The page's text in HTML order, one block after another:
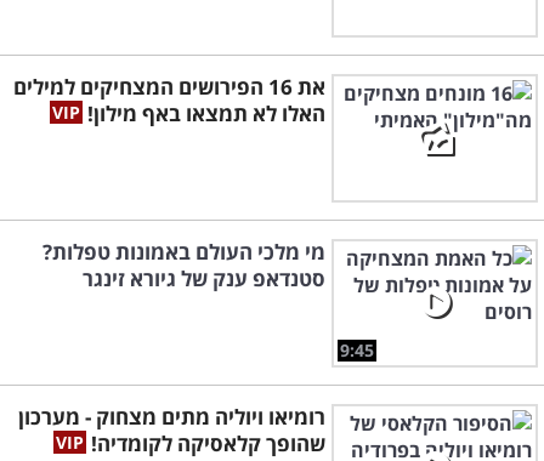
את 16 הפירושים המצחיקים למילים
האלו לא תמצאו באף מילון!
9:45
מי מלכי העולם באמונות טפלות?
סטנדאפ ענק של גיורא זינגר
רומיאו ויוליה מתים מצחוק - מערכון
שהופך קלאסיקה לקומדיה!